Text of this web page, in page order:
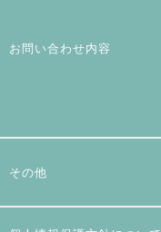
お問い合わせ内容
その他